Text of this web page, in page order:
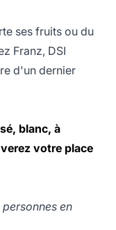
ses fruits ou du
Franz, DSI
d'un dernier
blanc, à
votre place
en